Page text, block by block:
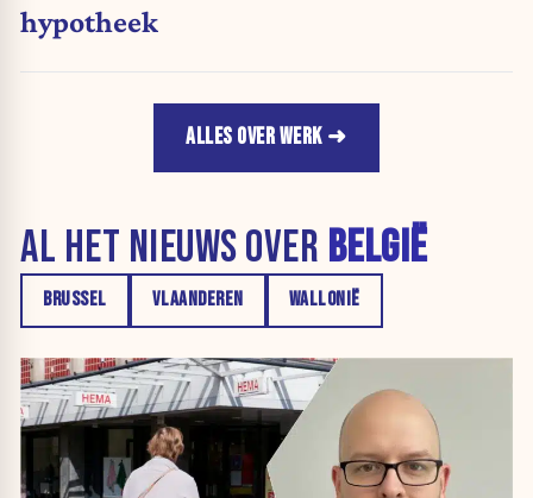
hypotheek
ALLES OVER WERK
AL HET NIEUWS OVER BELGIË
BRUSSEL VLAANDEREN WALLONIË